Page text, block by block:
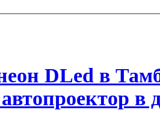
DLed в
в